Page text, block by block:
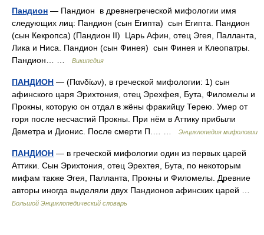
Пандион — Пандион в древнегреческой мифологии имя
следующих лиц: Пандион (сын Египта) сын Египта. Пандион
(сын Кекропса) (Пандион II) Царь Афин, отец Эгея, Палланта,
Лика и Ниса. Пандион (сын Финея) сын Финея и Клеопатры.
Пандион… …
Википедия
ПАНДИОН — (Πανδίων), в греческой мифологии: 1) сын
афинского царя Эрихтония, отец Эрехфея, Бута, Филомелы и
Прокны, которую он отдал в жёны фракийцу Терею. Умер от
горя после несчастий Прокны. При нём в Аттику прибыли
Деметра и Дионис. После смерти П.… …
Энциклопедия мифологии
ПАНДИОН — в греческой мифологии один из первых царей
Аттики. Сын Эрихтония, отец Эрехтея, Бута, по некоторым
мифам также Эгея, Палланта, Прокны и Филомелы. Древние
авторы иногда выделяли двух Пандионов афинских царей …
Большой Энциклопедический словарь